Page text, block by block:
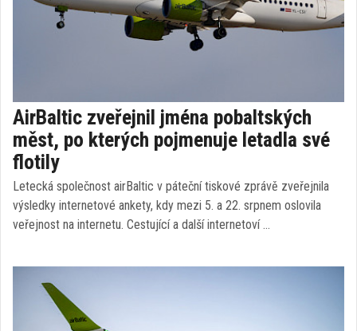
AirBaltic zveřejnil jména pobaltských
měst, po kterých pojmenuje letadla své
flotily
Letecká společnost airBaltic v páteční tiskové zprávě zveřejnila
výsledky internetové ankety, kdy mezi 5. a 22. srpnem oslovila
veřejnost na internetu. Cestující a další internetoví …